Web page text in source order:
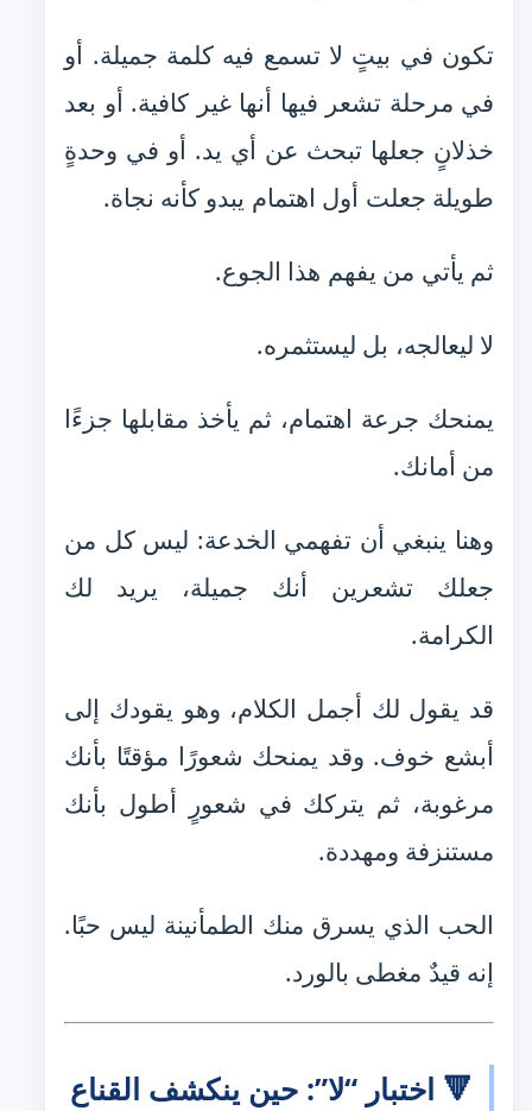
تكون في بيتٍ لا تسمع فيه كلمة جميلة. أو
في مرحلة تشعر فيها أنها غير كافية. أو بعد
خذلانٍ جعلها تبحث عن أي يد. أو في وحدةٍ
طويلة جعلت أول اهتمام يبدو كأنه نجاة.
ثم يأتي من يفهم هذا الجوع.
لا ليعالجه، بل ليستثمره.
يمنحك جرعة اهتمام، ثم يأخذ مقابلها جزءًا
من أمانك.
وهنا ينبغي أن تفهمي الخدعة: ليس كل من
جعلك تشعرين أنك جميلة، يريد لك
الكرامة.
قد يقول لك أجمل الكلام، وهو يقودك إلى
أبشع خوف. وقد يمنحك شعورًا مؤقتًا بأنك
مرغوبة، ثم يتركك في شعورٍ أطول بأنك
مستنزفة ومهددة.
الحب الذي يسرق منك الطمأنينة ليس حبًا.
إنه قيدٌ مغطى بالورد.
🔻 اختبار “لا”: حين ينكشف القناع